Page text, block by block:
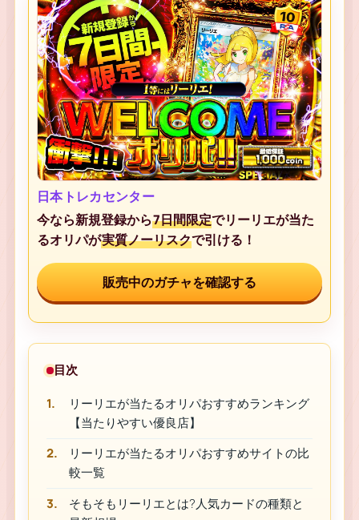
日本トレカセンター
今なら新規登録から7日間限定でリーリエが当た
るオリパが実質ノーリスクで引ける！
販売中のガチャを確認する
目次
リーリエが当たるオリパおすすめランキング
【当たりやすい優良店】
リーリエが当たるオリパおすすめサイトの比
較一覧
そもそもリーリエとは?人気カードの種類と